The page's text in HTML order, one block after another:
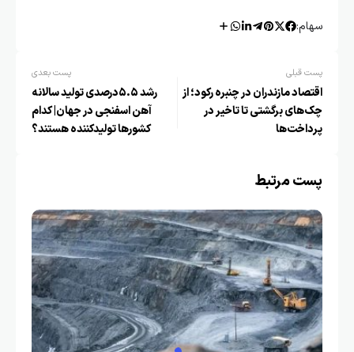
سهام:
پست قبلی
اقتصاد مازندران در چنبره رکود؛ از
چک‌های برگشتی تا تاخیر در
پرداخت‌ها
پست بعدی
رشد ۵.۵درصدی تولید سالانه
آهن اسفنجی در جهان| کدام
کشورها تولیدکننده هستند؟
پست مرتبط